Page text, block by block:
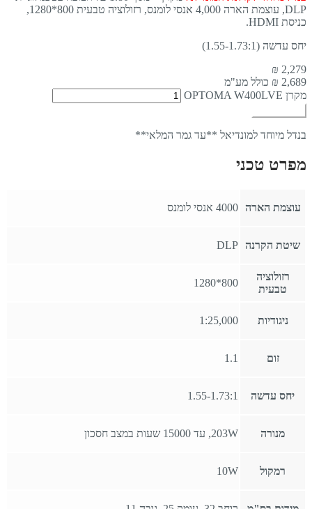
DLP, עוצמת הארה 4,000 אנסי לומנס, רזולוציה טבעית 800*1280,
כניסת HDMI.
יחס עדשה (1.55-1.73:1)
2,279
₪
2,689 ₪ כולל מע"מ
מקרן OPTOMA W400LVE
בנדל מיוחד למונדיאל **עד גמר המלאי**
מפרט טכני
עוצמת הארה 4000 אנסי לומנס
שיטת הקרנה DLP
רזולוציה
טבעית
800*1280
ניגודיות 1:25,000
זום 1.1
יחס עדשה 1.55-1.73:1
מנורה 203W, עד 15000 שעות במצב חסכון
רמקול 10W